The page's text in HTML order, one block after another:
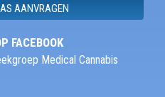
AANVRAGEN
FACEBOOK
Medical Cannabis